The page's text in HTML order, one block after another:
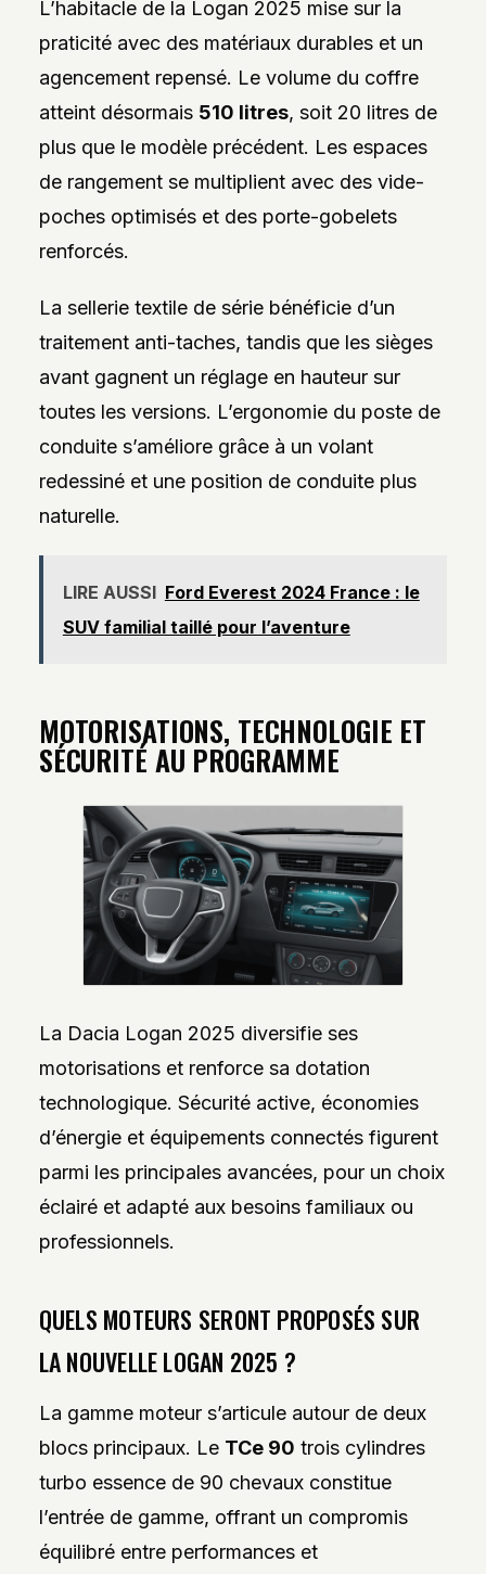
L’habitacle de la Logan 2025 mise sur la
praticité avec des matériaux durables et un
agencement repensé. Le volume du coffre
atteint désormais 510 litres, soit 20 litres de
plus que le modèle précédent. Les espaces
de rangement se multiplient avec des vide-
poches optimisés et des porte-gobelets
renforcés.
La sellerie textile de série bénéficie d’un
traitement anti-taches, tandis que les sièges
avant gagnent un réglage en hauteur sur
toutes les versions. L’ergonomie du poste de
conduite s’améliore grâce à un volant
redessiné et une position de conduite plus
naturelle.
LIRE AUSSI Ford Everest 2024 France : le
SUV familial taillé pour l’aventure
MOTORISATIONS, TECHNOLOGIE ET
SÉCURITÉ AU PROGRAMME
La Dacia Logan 2025 diversifie ses
motorisations et renforce sa dotation
technologique. Sécurité active, économies
d’énergie et équipements connectés figurent
parmi les principales avancées, pour un choix
éclairé et adapté aux besoins familiaux ou
professionnels.
QUELS MOTEURS SERONT PROPOSÉS SUR
LA NOUVELLE LOGAN 2025 ?
La gamme moteur s’articule autour de deux
blocs principaux. Le TCe 90 trois cylindres
turbo essence de 90 chevaux constitue
l’entrée de gamme, offrant un compromis
équilibré entre performances et